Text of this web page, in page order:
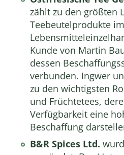
zählt zu den größten
Teebeutelprodukte
Kunde von Martin
dessen
verbunden. Ingwer
zu den wichtigsten
und Früchtetees,
Verfügbarkeit eine
Beschaffung
B&R Spices Ltd.